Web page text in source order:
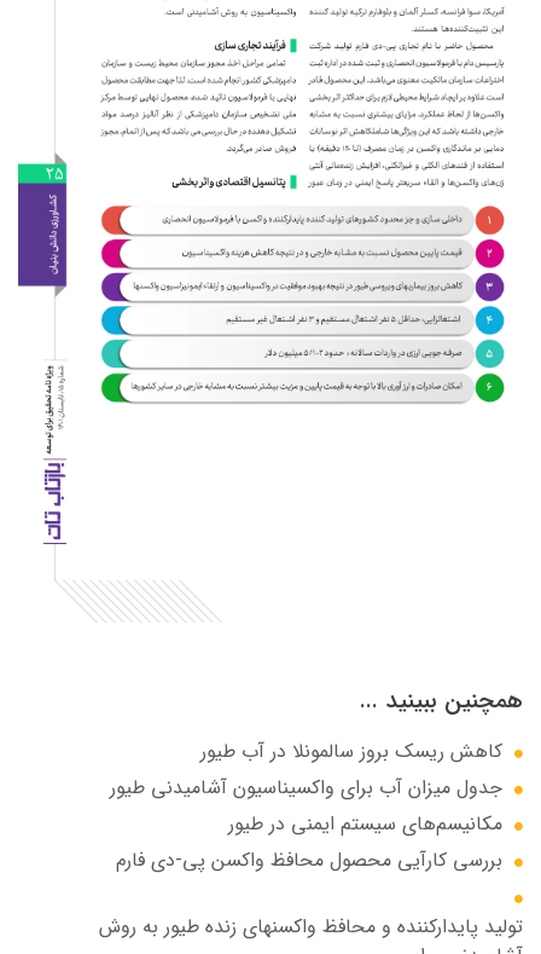
همچنین ببینید ...
کاهش ریسک بروز سالمونلا در آب طیور
جدول میزان آب برای واکسیناسیون آشامیدنی طیور
مکانیسم‌های سیستم ایمنی در طیور
بررسی کارآیی محصول محافظ واکسن پی-دی فارم
تولید پایدارکننده و محافظ واکسنهای زنده طیور به روش